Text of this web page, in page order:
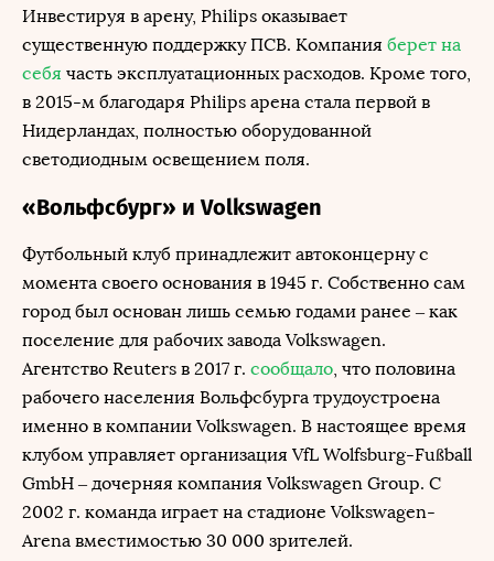
Инвестируя в арену, Philips оказывает
существенную поддержку ПСВ. Компания берет на
себя часть эксплуатационных расходов. Кроме того,
в 2015-м благодаря Philips арена стала первой в
Нидерландах, полностью оборудованной
светодиодным освещением поля.
«Вольфсбург» и Volkswagen
Футбольный клуб принадлежит автоконцерну с
момента своего основания в 1945 г. Собственно сам
город был основан лишь семью годами ранее – как
поселение для рабочих завода Volkswagen.
Агентство Reuters в 2017 г. сообщало, что половина
рабочего населения Вольфсбурга трудоустроена
именно в компании Volkswagen. В настоящее время
клубом управляет организация VfL Wolfsburg-Fußball
GmbH – дочерняя компания Volkswagen Group. С
2002 г. команда играет на стадионе Volkswagen-
Arena вместимостью 30 000 зрителей.